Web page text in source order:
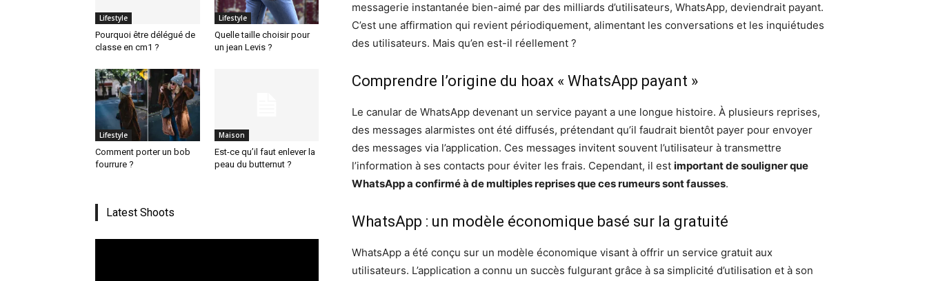
messagerie instantanée bien-aimé par des milliards d’utilisateurs, WhatsApp, deviendrait payant.
C’est une affirmation qui revient périodiquement, alimentant les conversations et les inquiétudes
des utilisateurs. Mais qu’en est-il réellement ?
Comprendre l’origine du hoax « WhatsApp payant »
Le canular de WhatsApp devenant un service payant a une longue histoire. À plusieurs reprises,
des messages alarmistes ont été diffusés, prétendant qu’il faudrait bientôt payer pour envoyer
des messages via l’application. Ces messages invitent souvent l’utilisateur à transmettre
l’information à ses contacts pour éviter les frais. Cependant, il est important de souligner que
WhatsApp a confirmé à de multiples reprises que ces rumeurs sont fausses.
WhatsApp : un modèle économique basé sur la gratuité
WhatsApp a été conçu sur un modèle économique visant à offrir un service gratuit aux
utilisateurs. L’application a connu un succès fulgurant grâce à sa simplicité d’utilisation et à son
Lifestyle
Pourquoi être délégué de
classe en cm1 ?
Lifestyle
Quelle taille choisir pour
un jean Levis ?
Lifestyle
Comment porter un bob
fourrure ?
Maison
Est-ce qu’il faut enlever la
peau du butternut ?
Latest Shoots